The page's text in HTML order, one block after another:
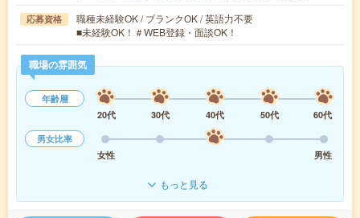
応募資格
職種未経験OK / ブランクOK / 英語力不要
■未経験OK！＃WEB登録・面談OK！
職場の雰囲気
年齢層
20代
30代 40代 50代
60代
男女比率
女性
男性
もっと見る